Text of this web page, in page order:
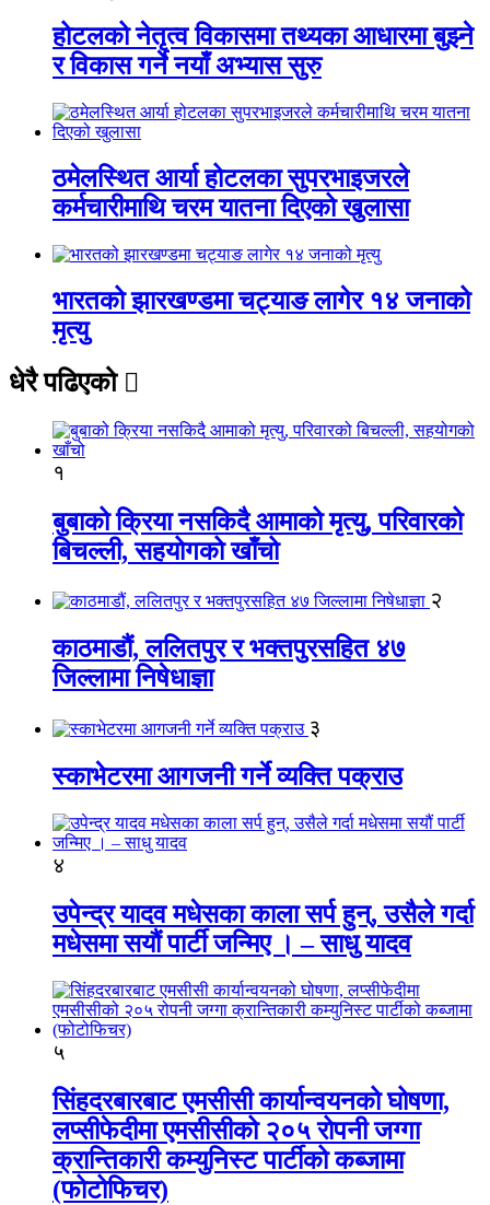
होटलको नेतृत्व विकासमा तथ्यका आधारमा बुझ्ने
र विकास गर्ने नयाँ अभ्यास सुरु
ठमेलस्थित आर्या होटलका सुपरभाइजरले
कर्मचारीमाथि चरम यातना दिएको खुलासा
भारतको झारखण्डमा चट्याङ लागेर १४ जनाको
मृत्यु
धेरै पढिएको
१
बुबाको क्रिया नसकिदै आमाको मृत्यु, परिवारको
बिचल्ली, सहयोगको खाँचो
२
काठमाडौं, ललितपुर र भक्तपुरसहित ४७
जिल्लामा निषेधाज्ञा
३
स्काभेटरमा आगजनी गर्ने व्यक्ति पक्राउ
४
उपेन्द्र यादव मधेसका काला सर्प हुन्, उसैले गर्दा
मधेसमा सयौं पार्टी जन्मिए । – साधु यादव
५
सिंहदरबारबाट एमसीसी कार्यान्वयनको घोषणा,
लप्सीफेदीमा एमसीसीको २०५ रोपनी जग्गा
क्रान्तिकारी कम्युनिस्ट पार्टीको कब्जामा
(फोटोफिचर)